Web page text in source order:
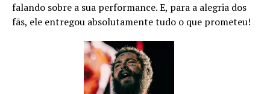
falando sobre a sua performance. E, para a alegria dos
fãs, ele entregou absolutamente tudo o que prometeu!